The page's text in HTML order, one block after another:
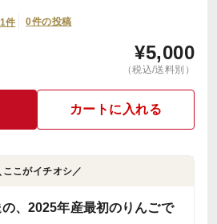
件 0件の投稿
¥5,000
（税込/送料別）
カートに入れる
ここがイチオシ／
、2025年産最初のりんごで